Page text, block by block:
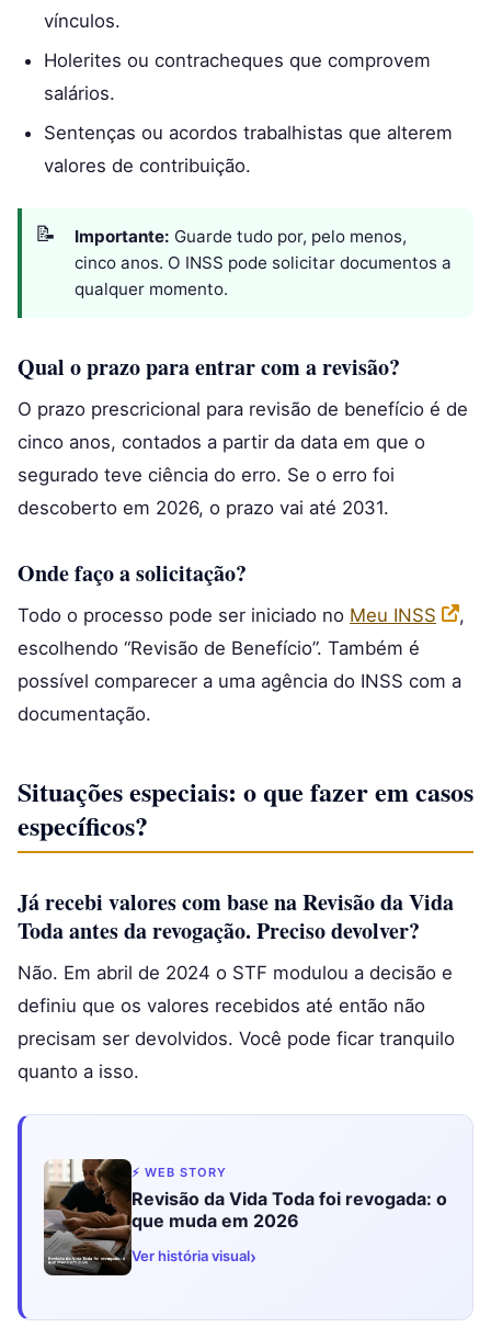
vínculos.
Holerites ou contracheques que comprovem
salários.
Sentenças ou acordos trabalhistas que alterem
valores de contribuição.
Importante: Guarde tudo por, pelo menos,
cinco anos. O INSS pode solicitar documentos a
qualquer momento.
Qual o prazo para entrar com a revisão?
O prazo prescricional para revisão de benefício é de
cinco anos, contados a partir da data em que o
segurado teve ciência do erro. Se o erro foi
descoberto em 2026, o prazo vai até 2031.
Onde faço a solicitação?
Todo o processo pode ser iniciado no Meu INSS
,
escolhendo “Revisão de Benefício”. Também é
possível comparecer a uma agência do INSS com a
documentação.
Situações especiais: o que fazer em casos
específicos?
Já recebi valores com base na Revisão da Vida
Toda antes da revogação. Preciso devolver?
Não. Em abril de 2024 o STF modulou a decisão e
definiu que os valores recebidos até então não
precisam ser devolvidos. Você pode ficar tranquilo
quanto a isso.
⚡ WEB STORY
Revisão da Vida Toda foi revogada: o
que muda em 2026
Ver história visual›